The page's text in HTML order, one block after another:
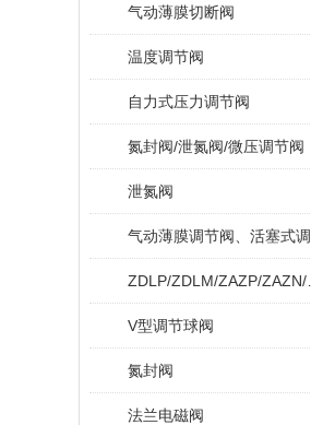
气动薄膜切断阀
温度调节阀
自力式压力调节阀
氮封阀/泄氮阀/微压调节阀
泄氮阀
V型调节球阀
氮封阀
法兰电磁阀